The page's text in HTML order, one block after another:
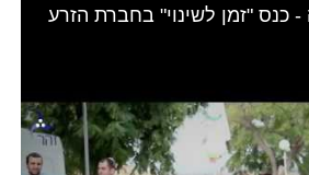
- כנס "זמן לשינוי" בחברת הזרע